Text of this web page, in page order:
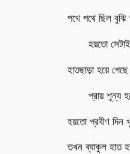
পথে পথে ছিল বুঝি
হয়তো সেটাই
হাতছাড়া হয়ে
প্রায় শূন্য
হয়তো প্রবীণ
তখন ব্যাকুল হাত